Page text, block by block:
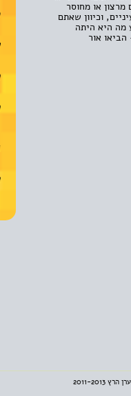
מרצון או מחוסר
וכיוון שאתם
מה היא היתה
אור
2013